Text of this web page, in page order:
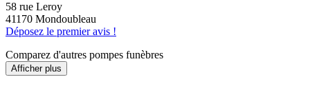
58 rue Leroy
41170 Mondoubleau
Déposez le premier avis !
Comparez d'autres pompes funèbres
Afficher plus